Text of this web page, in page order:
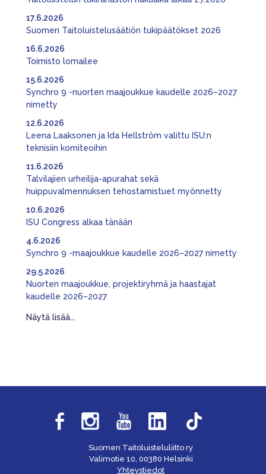
Suomen Taitoluistelusäätiön tukipäätökset 2026
17.6.2026
Toimisto lomailee
16.6.2026
Synchro 9 -nuorten maajoukkue kaudelle 2026–2027
nimetty
15.6.2026
Leena Laaksonen ja Ida Hellström valittu ISU:n
teknisiin komiteoihin
12.6.2026
Talvilajien urheilija-apurahat sekä
huippuvalmennuksen tehostamistuet myönnetty
11.6.2026
ISU Congress alkaa tänään
10.6.2026
Synchro 9 -maajoukkue kaudelle 2026–2027 nimetty
4.6.2026
Nuorten maajoukkue, projektiryhmä ja haastajat
kaudelle 2026–2027
29.5.2026
Näytä lisää...
Suomen Taitoluisteluliitto ry
Valimotie 10, 00380 Helsinki
Yhteystiedot